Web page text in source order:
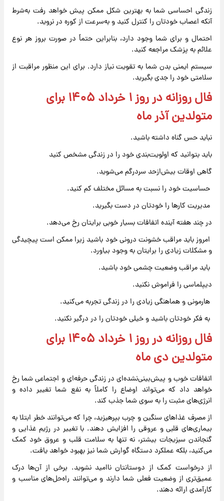
زندگی احساسی شما به بهترین شکل ممکن پیش خواهد رفت به‌شرط
آنکه اعصاب خودتان را کنترل کنید و به‌سرعت از کوره در نروید.
احتمال و برای شما وجود دارد، بنابراین حتماً در صورت بروز هر نوع
علائم به پزشک مراجعه کنید.
سیستم ایمنی بدن شما به تقویت نیاز دارد. برای این منظور مراقبت از
سلامتی خود را جدی بگیرید.
فال روزانه در روز ۱ خرداد ۱۴۰۵ برای
متولدین آذر ماه
نباید حس گناه داشته باشید.
باید بتوانید که اولویت‌بندی خود را در زندگی مشخص کنید
گاهی اوقات بیش‌ازحد سردرگم می‌شوید.
حساسیت خود را نسبت به مسائل مختلف کم کنید.
مدیریت کارها را خودتان در دست بگیرید.
در چند هفته آینده اتفاقات بسیار خوبی برایتان رخ می‌دهد.
امروز باید مراقب خشونت درونی خود باشید زیرا ممکن است پیچیدگی
و مشکلات زیادی را برایتان به وجود بیاورد.
باید مراقب وضعیت چشمی خود باشید.
دیپلماسی را فراموش نکنید.
هارمونی و هماهنگی زیادی را در زندگی تجربه می‌کنید.
به فکر خودتان باشید و خیلی خودتان را در درگیر نکنید.
فال روزانه در روز ۱ خرداد ۱۴۰۵ برای
متولدین دی ماه
اتفاقات خوب و پیش‌بینی‌نشده‌ای در زندگی حرفه‌ای و اجتماعی شما رخ
خواهد داد که می‌تواند اوضاع را کاملاً به نفع شما تغییر داده و
انرژی‌های مثبت را به سوی شما جذب کند.
از مصرف غذاهای سنگین و چرب بپرهیزید، چرا که می‌توانند خطر ابتلا به
بیماری‌های قلبی و عروقی را افزایش دهند. با تغییر در رژیم غذایی و
گنجاندن سبزیجات بیشتر، نه تنها به سلامت قلب و عروق خود کمک
می‌کنید، بلکه عملکرد دستگاه گوارش شما نیز بهبود خواهد یافت.
از درخواست کمک از دوستانتان ناامید نشوید. برخی از آن‌ها درک
عمیق‌تری از وضعیت فعلی شما دارند و می‌توانند راه‌حل‌های مناسب و
کارآمدی ارائه دهند.